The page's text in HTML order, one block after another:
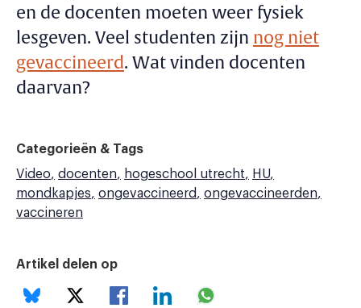
en de docenten moeten weer fysiek
lesgeven. Veel studenten zijn nog niet
gevaccineerd. Wat vinden docenten
daarvan?
Categorieën & Tags
Video
docenten hogeschool utrecht
HU
mondkapjes
ongevaccineerd
ongevaccineerden
vaccineren
Artikel delen op